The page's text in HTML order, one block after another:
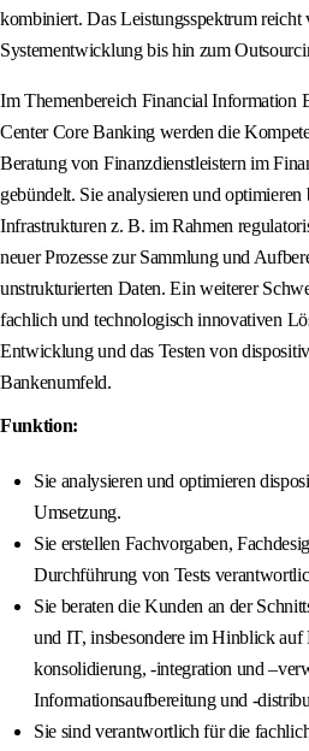
kombiniert. Das Leistungsspektrum reicht
Systementwicklung bis hin zum
Im Themenbereich Financial Information
Center Core Banking werden die
Beratung von Finanzdienstleistern im
gebündelt. Sie analysieren und optimieren
Infrastrukturen z. B. im Rahmen
neuer Prozesse zur Sammlung und
unstrukturierten Daten. Ein weiterer
fachlich und technologisch innovativen
Entwicklung und das Testen von
Bankenumfeld.
Funktion:
Sie analysieren und optimieren
Umsetzung.
Sie erstellen Fachvorgaben,
Durchführung von Tests
Sie beraten die Kunden an der
und IT, insbesondere im Hinblick auf
konsolidierung, -integration und
Informationsaufbereitung und -
Sie sind verantwortlich für die